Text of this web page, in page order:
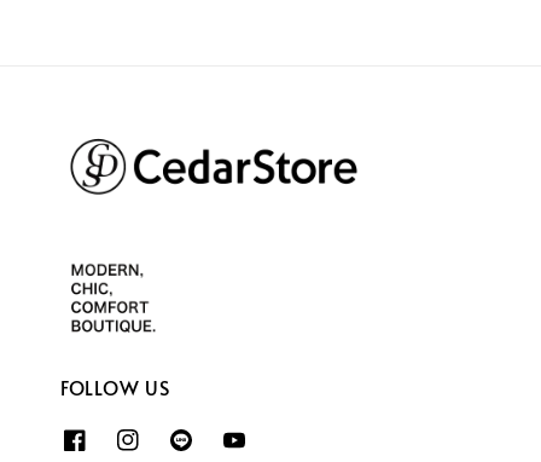
FOLLOW US